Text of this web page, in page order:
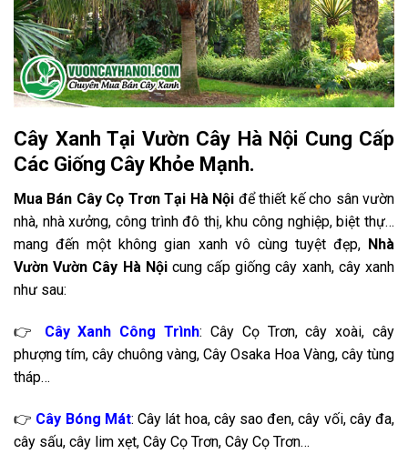
Cây Xanh Tại Vườn Cây Hà Nội Cung Cấp
Các Giống Cây Khỏe Mạnh.
Mua Bán Cây Cọ Trơn Tại Hà Nội để thiết kế cho sân vườn
nhà, nhà xưởng, công trình đô thị, khu công nghiệp, biệt thự…
mang đến một không gian xanh vô cùng tuyệt đẹp, Nhà
Vườn Vườn Cây Hà Nộicung cấp giống cây xanh, cây xanh
như sau:
👉 Cây Xanh Công Trình: Cây Cọ Trơn, cây xoài, cây
phượng tím, cây chuông vàng, Cây Osaka Hoa Vàng, cây tùng
tháp…
👉 Cây Bóng Mát: Cây lát hoa, cây sao đen, cây vối, cây đa,
cây sấu, cây lim xẹt, Cây Cọ Trơn, Cây Cọ Trơn…